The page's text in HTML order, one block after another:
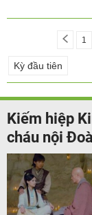
1
Kỳ đầu tiên
Kiếm hiệp
cháu nội